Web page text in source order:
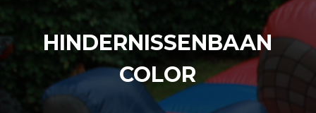
HINDERNISSENBAAN
COLOR